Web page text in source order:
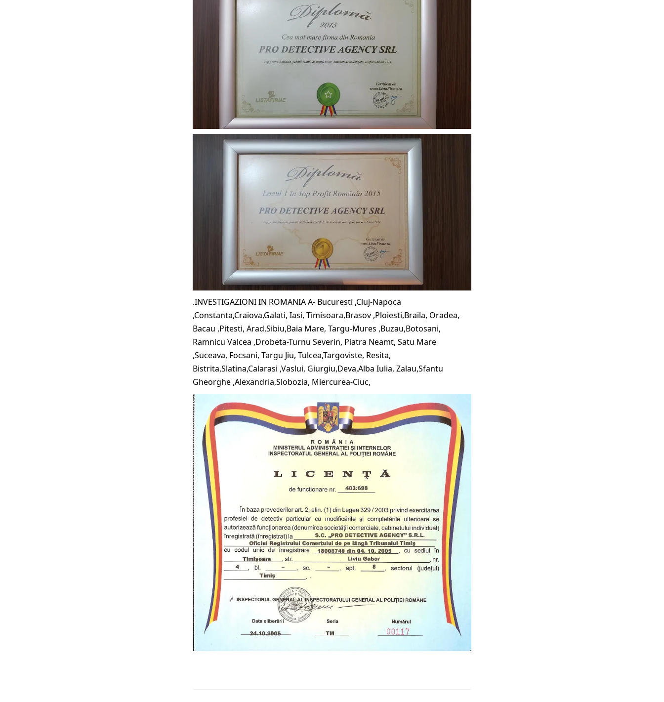
.INVESTIGAZIONI IN ROMANIA A- Bucuresti ,Cluj-Napoca
,Constanta,Craiova,Galati, Iasi, Timisoara,Brasov ,Ploiesti,Braila, Oradea,
Bacau ,Pitesti, Arad,Sibiu,Baia Mare, Targu-Mures ,Buzau,Botosani,
Ramnicu Valcea ,Drobeta-Turnu Severin, Piatra Neamt, Satu Mare
,Suceava, Focsani, Targu Jiu, Tulcea,Targoviste, Resita,
Bistrita,Slatina,Calarasi ,Vaslui, Giurgiu,Deva,Alba Iulia, Zalau,Sfantu
Gheorghe ,Alexandria,Slobozia, Miercurea-Ciuc,